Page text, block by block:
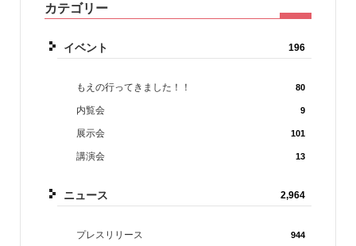
カテゴリー
イベント 196
もえの行ってきました！！ 80
内覧会 9
展示会 101
講演会 13
ニュース 2,964
プレスリリース 944